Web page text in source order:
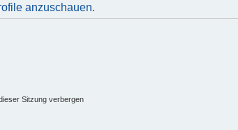
anzuschauen.
Sitzung verbergen